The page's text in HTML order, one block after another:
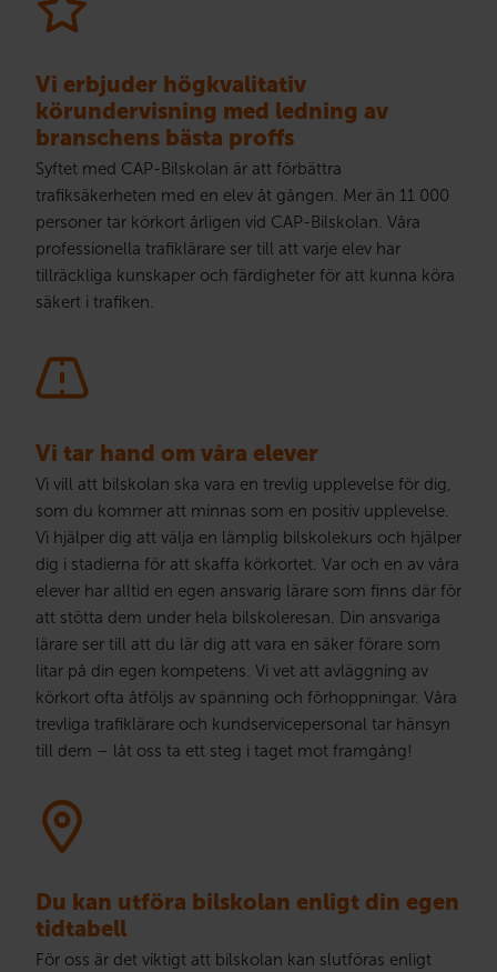
Vi erbjuder högkvalitativ
körundervisning med ledning av
branschens bästa proffs
Syftet med CAP-Bilskolan är att förbättra
trafiksäkerheten med en elev åt gången. Mer än 11 000
personer tar körkort årligen vid CAP-Bilskolan. Våra
professionella trafiklärare ser till att varje elev har
tillräckliga kunskaper och färdigheter för att kunna köra
säkert i trafiken.
Vi tar hand om våra elever
Vi vill att bilskolan ska vara en trevlig upplevelse för dig,
som du kommer att minnas som en positiv upplevelse.
Vi hjälper dig att välja en lämplig bilskolekurs och hjälper
dig i stadierna för att skaffa körkortet. Var och en av våra
elever har alltid en egen ansvarig lärare som finns där för
att stötta dem under hela bilskoleresan. Din ansvariga
lärare ser till att du lär dig att vara en säker förare som
litar på din egen kompetens. Vi vet att avläggning av
körkort ofta åtföljs av spänning och förhoppningar. Våra
trevliga trafiklärare och kundservicepersonal tar hänsyn
till dem – låt oss ta ett steg i taget mot framgång!
Du kan utföra bilskolan enligt din egen
tidtabell
För oss är det viktigt att bilskolan kan slutföras enligt